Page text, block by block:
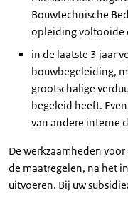
Bouwtechnische
opleiding voltooide
in de laatste 3 jaar
bouwbegeleiding,
grootschalige
begeleid heeft.
van andere interne
De werkzaamheden
de maatregelen, na het
uitvoeren. Bij uw